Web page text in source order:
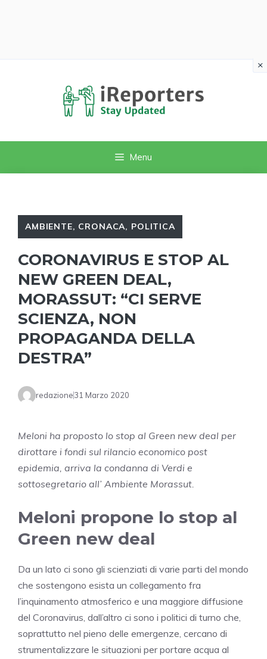
Menu
AMBIENTE, CRONACA, POLITICA
CORONAVIRUS E STOP AL
NEW GREEN DEAL,
MORASSUT: “CI SERVE
SCIENZA, NON
PROPAGANDA DELLA
DESTRA”
redazione31 Marzo 2020
Meloni ha proposto lo stop al Green new deal per
dirottare i fondi sul rilancio economico post
epidemia, arriva la condanna di Verdi e
sottosegretario all’ Ambiente Morassut.
Meloni propone lo stop al
Green new deal
Da un lato ci sono gli scienziati di varie parti del mondo
che sostengono esista un collegamento fra
l’inquinamento atmosferico e una maggiore diffusione
del Coronavirus, dall’altro ci sono i politici di turno che,
soprattutto nel pieno delle emergenze, cercano di
strumentalizzare le situazioni per portare acqua al
×